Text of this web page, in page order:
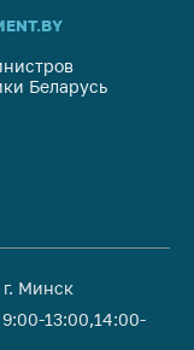
Беларусь
Минск
13:00,14:00-